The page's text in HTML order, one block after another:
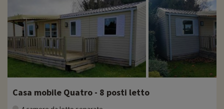
Casa mobile Quatro - 8 posti letto